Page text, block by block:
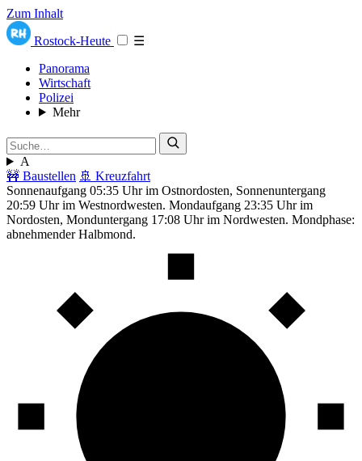
Zum Inhalt
Rostock-Heute
☰
Panorama
Wirtschaft
Polizei
Mehr
A
🚧 Baustellen 🚢 Kreuzfahrt
Sonnenaufgang 05:35 Uhr im Ostnordosten, Sonnenuntergang
20:59 Uhr im Westnordwesten. Mondaufgang 23:35 Uhr im
Nordosten, Monduntergang 17:08 Uhr im Nordwesten. Mondphase:
abnehmender Halbmond.